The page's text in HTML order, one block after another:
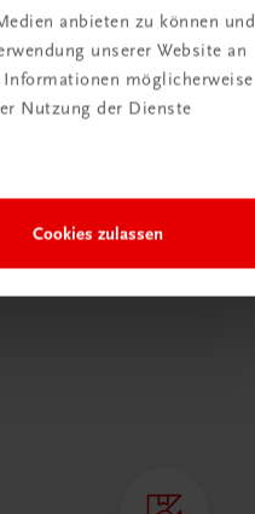
anbieten zu können und
unserer Website an
Informationen möglicherweise
Nutzung der Dienste
Cookies zulassen